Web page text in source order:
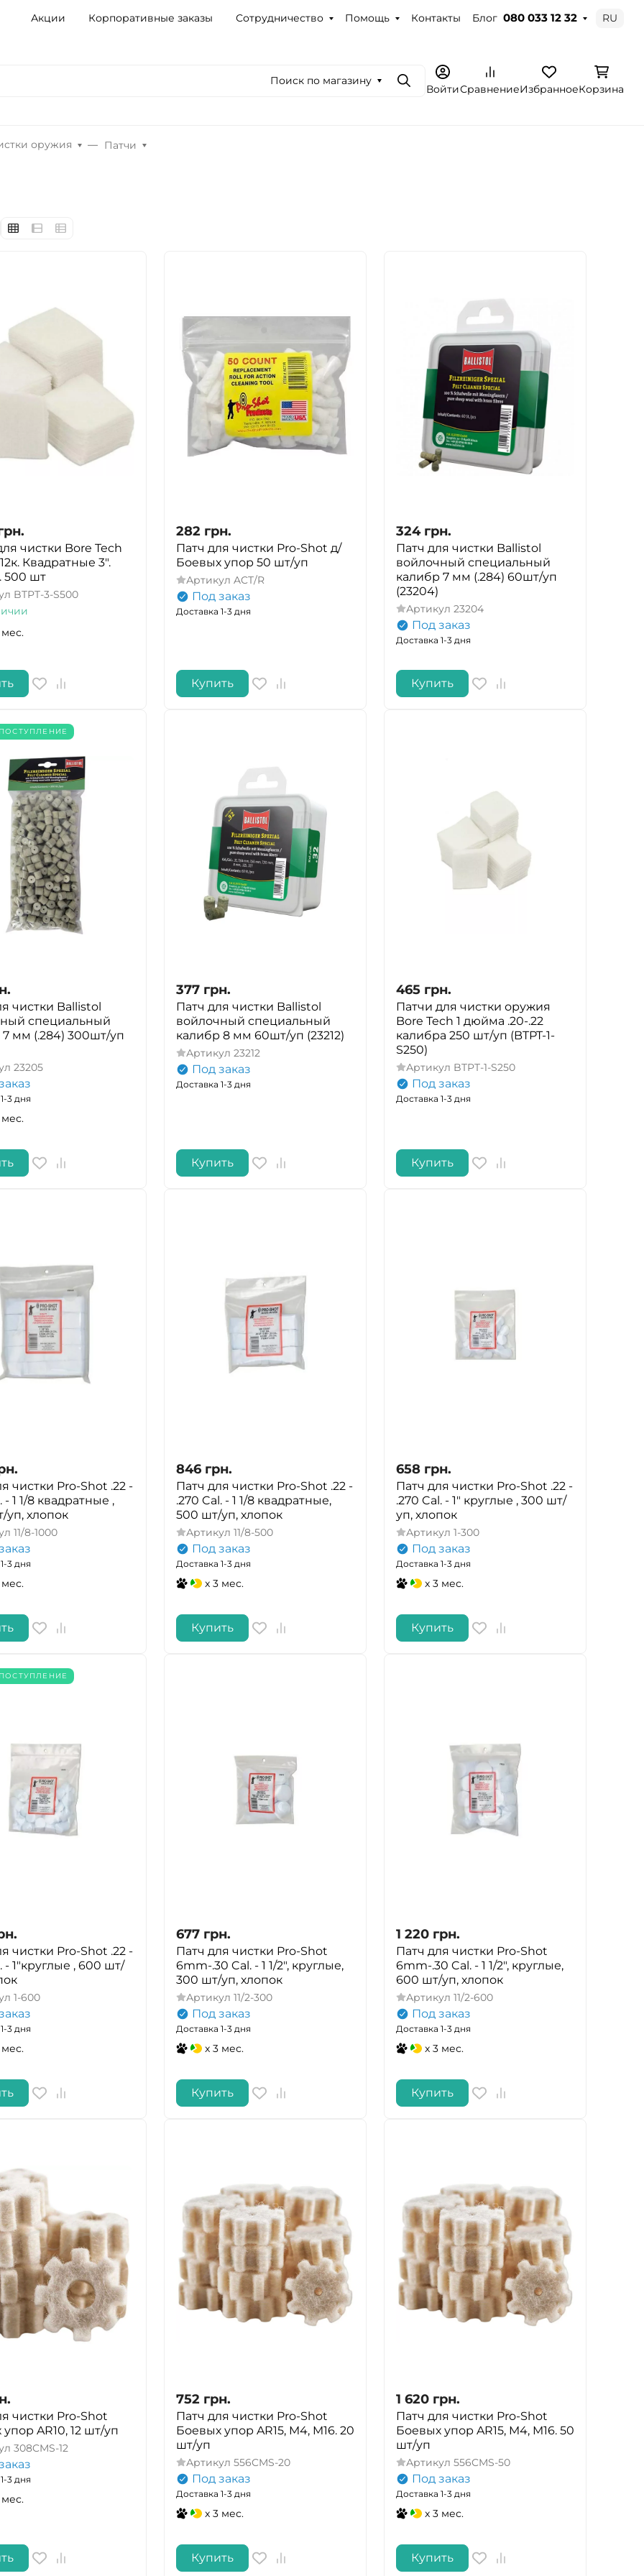
Акции Корпоративные заказы Сотрудничество Помощь Контакты Блог 080 033 12 32 RU
Поиск по магазину
ПоискВойтиСравнениеИзбранноеКорзина
оружия Патчи
чистки Bore Tech
Квадратные 3".
500 шт
BTPT-3-S500
мес.
282 грн.
Патч для чистки Pro-Shot д/
Боевых упор 50 шт/уп
Артикул ACT/R
Под заказ
Доставка 1-3 дня
Купить
324 грн.
Патч для чистки Ballistol
войлочный специальный
калибр 7 мм (.284) 60шт/уп
(23204)
Артикул 23204
Под заказ
Доставка 1-3 дня
Купить
чистки Ballistol
специальный
7 мм (.284) 300шт/уп
23205
3 дня
мес.
377 грн.
Патч для чистки Ballistol
войлочный специальный
калибр 8 мм 60шт/уп (23212)
Артикул 23212
Под заказ
Доставка 1-3 дня
Купить
465 грн.
Патчи для чистки оружия
Bore Tech 1 дюйма .20-.22
калибра 250 шт/уп (BTPT-1-
S250)
Артикул BTPT-1-S250
Под заказ
Доставка 1-3 дня
Купить
чистки Pro-Shot .22 -
- 1 1/8 квадратные ,
уп, хлопок
11/8-1000
3 дня
мес.
846 грн.
Патч для чистки Pro-Shot .22 -
.270 Cal. - 1 1/8 квадратные,
500 шт/уп, хлопок
Артикул 11/8-500
Под заказ
Доставка 1-3 дня
x 3 мес.
Купить
658 грн.
Патч для чистки Pro-Shot .22 -
.270 Cal. - 1" круглые , 300 шт/
уп, хлопок
Артикул 1-300
Под заказ
Доставка 1-3 дня
x 3 мес.
Купить
чистки Pro-Shot .22 -
- 1"круглые , 600 шт/
1-600
3 дня
мес.
677 грн.
Патч для чистки Pro-Shot
6mm-.30 Cal. - 1 1/2", круглые,
300 шт/уп, хлопок
Артикул 11/2-300
Под заказ
Доставка 1-3 дня
x 3 мес.
Купить
1 220 грн.
Патч для чистки Pro-Shot
6mm-.30 Cal. - 1 1/2", круглые,
600 шт/уп, хлопок
Артикул 11/2-600
Под заказ
Доставка 1-3 дня
x 3 мес.
Купить
чистки Pro-Shot
AR10, 12 шт/уп
308CMS-12
3 дня
мес.
752 грн.
Патч для чистки Pro-Shot
Боевых упор AR15, M4, M16. 20
шт/уп
Артикул 556CMS-20
Под заказ
Доставка 1-3 дня
x 3 мес.
Купить
1 620 грн.
Патч для чистки Pro-Shot
Боевых упор AR15, M4, M16. 50
шт/уп
Артикул 556CMS-50
Под заказ
Доставка 1-3 дня
x 3 мес.
Купить
НЕТ